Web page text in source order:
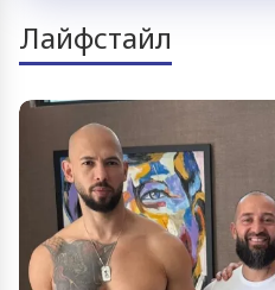
Лайфстайл